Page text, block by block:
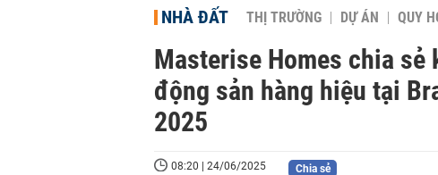
NHÀ ĐẤT THỊ TRƯỜNG DỰ ÁN QUY
Masterise Homes chia
động sản hàng hiệu tại
2025
08:20 | 24/06/2025 Chia sẻ